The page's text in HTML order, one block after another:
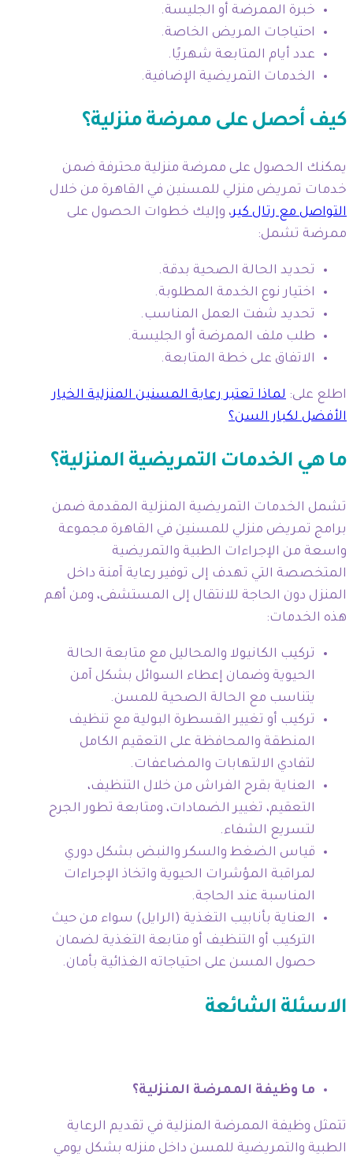
خبرة الممرضة أو الجليسة.
احتياجات المريض الخاصة.
عدد أيام المتابعة شهريًا.
الخدمات التمريضية الإضافية.
كيف أحصل على ممرضة منزلية؟
يمكنك الحصول على ممرضة منزلية محترفة ضمن
خدمات تمريض منزلي للمسنين في القاهرة من خلال
التواصل مع رتال كير، وإليك خطوات الحصول على
ممرضة تشمل:
تحديد الحالة الصحية بدقة.
اختيار نوع الخدمة المطلوبة.
تحديد شفت العمل المناسب.
طلب ملف الممرضة أو الجليسة.
الاتفاق على خطة المتابعة.
اطلع على: لماذا تعتبر رعاية المسنين المنزلية الخيار
الأفضل لكبار السن؟
ما هي الخدمات التمريضية المنزلية؟
تشمل الخدمات التمريضية المنزلية المقدمة ضمن
برامج تمريض منزلي للمسنين في القاهرة مجموعة
واسعة من الإجراءات الطبية والتمريضية
المتخصصة التي تهدف إلى توفير رعاية آمنة داخل
المنزل دون الحاجة للانتقال إلى المستشفى، ومن أهم
هذه الخدمات:
تركيب الكانيولا والمحاليل مع متابعة الحالة
الحيوية وضمان إعطاء السوائل بشكل آمن
يتناسب مع الحالة الصحية للمسن.
تركيب أو تغيير القسطرة البولية مع تنظيف
المنطقة والمحافظة على التعقيم الكامل
لتفادي الالتهابات والمضاعفات.
العناية بقرح الفراش من خلال التنظيف،
التعقيم، تغيير الضمادات، ومتابعة تطور الجرح
لتسريع الشفاء.
قياس الضغط والسكر والنبض بشكل دوري
لمراقبة المؤشرات الحيوية واتخاذ الإجراءات
المناسبة عند الحاجة.
العناية بأنابيب التغذية (الرايل) سواء من حيث
التركيب أو التنظيف أو متابعة التغذية لضمان
حصول المسن على احتياجاته الغذائية بأمان.
الاسئلة الشائعة
ما وظيفة الممرضة المنزلية؟
تتمثل وظيفة الممرضة المنزلية في تقديم الرعاية
الطبية والتمريضية للمسن داخل منزله بشكل يومي